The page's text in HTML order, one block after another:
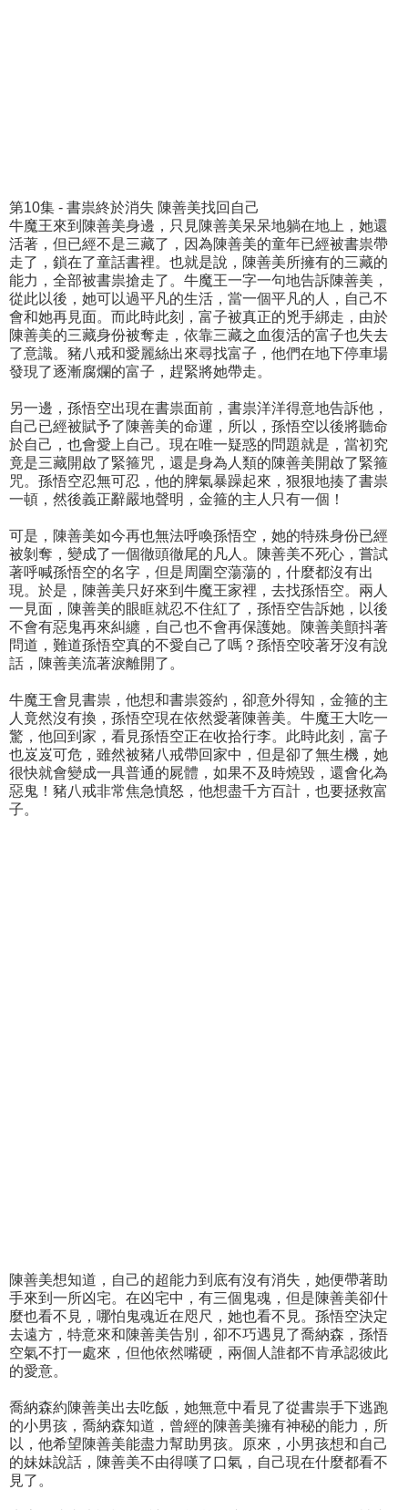
第10集 - 書祟終於消失 陳善美找回自己
牛魔王來到陳善美身邊，只見陳善美呆呆地躺在地上，她還
活著，但已經不是三藏了，因為陳善美的童年已經被書祟帶
走了，鎖在了童話書裡。也就是說，陳善美所擁有的三藏的
能力，全部被書祟搶走了。牛魔王一字一句地告訴陳善美，
從此以後，她可以過平凡的生活，當一個平凡的人，自己不
會和她再見面。而此時此刻，富子被真正的兇手綁走，由於
陳善美的三藏身份被奪走，依靠三藏之血復活的富子也失去
了意識。豬八戒和愛麗絲出來尋找富子，他們在地下停車場
發現了逐漸腐爛的富子，趕緊將她帶走。
另一邊，孫悟空出現在書祟面前，書祟洋洋得意地告訴他，
自己已經被賦予了陳善美的命運，所以，孫悟空以後將聽命
於自己，也會愛上自己。現在唯一疑惑的問題就是，當初究
竟是三藏開啟了緊箍咒，還是身為人類的陳善美開啟了緊箍
咒。孫悟空忍無可忍，他的脾氣暴躁起來，狠狠地揍了書祟
一頓，然後義正辭嚴地聲明，金箍的主人只有一個！
可是，陳善美如今再也無法呼喚孫悟空，她的特殊身份已經
被剝奪，變成了一個徹頭徹尾的凡人。陳善美不死心，嘗試
著呼喊孫悟空的名字，但是周圍空蕩蕩的，什麼都沒有出
現。於是，陳善美只好來到牛魔王家裡，去找孫悟空。兩人
一見面，陳善美的眼眶就忍不住紅了，孫悟空告訴她，以後
不會有惡鬼再來糾纏，自己也不會再保護她。陳善美顫抖著
問道，難道孫悟空真的不愛自己了嗎？孫悟空咬著牙沒有說
話，陳善美流著淚離開了。
牛魔王會見書祟，他想和書祟簽約，卻意外得知，金箍的主
人竟然沒有換，孫悟空現在依然愛著陳善美。牛魔王大吃一
驚，他回到家，看見孫悟空正在收拾行李。此時此刻，富子
也岌岌可危，雖然被豬八戒帶回家中，但是卻了無生機，她
很快就會變成一具普通的屍體，如果不及時燒毀，還會化為
惡鬼！豬八戒非常焦急憤怒，他想盡千方百計，也要拯救富
子。
陳善美想知道，自己的超能力到底有沒有消失，她便帶著助
手來到一所凶宅。在凶宅中，有三個鬼魂，但是陳善美卻什
麼也看不見，哪怕鬼魂近在咫尺，她也看不見。孫悟空決定
去遠方，特意來和陳善美告別，卻不巧遇見了喬納森，孫悟
空氣不打一處來，但他依然嘴硬，兩個人誰都不肯承認彼此
的愛意。
喬納森約陳善美出去吃飯，她無意中看見了從書祟手下逃跑
的小男孩，喬納森知道，曾經的陳善美擁有神秘的能力，所
以，他希望陳善美能盡力幫助男孩。原來，小男孩想和自己
的妹妹說話，陳善美不由得嘆了口氣，自己現在什麼都看不
見了。